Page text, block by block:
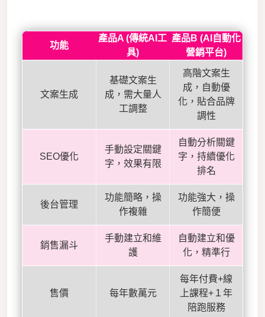
功能
產品A (傳統AI工
具)
產品B (AI自動化
營銷平台)
文案生成
基礎文案生
成，需大量人
工調整
高階文案生
成，自動優
化，貼合品牌
調性
SEO優化
手動設定關鍵
字，效果有限
自動分析關鍵
字，持續優化
排名
後台管理
功能簡略，操
作複雜
功能強大，操
作簡便
銷售漏斗
手動建立和維
護
自動建立和優
化，精準行
售價 每年數萬元
每年付費+線
上課程+１年
陪跑服務